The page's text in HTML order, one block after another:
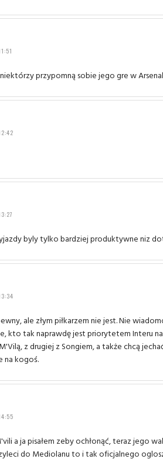
przypomną sobie jego gre w
byly tylko bardziej produktywne niz
ale złym piłkarzem nie jest. Nie
kto tak naprawdę jest priorytetem Interu
z drugiej z Songiem, a także chcą
na kogoś.
a ja pisałem zeby ochłonąć, teraz jego
do Mediolanu to i tak oficjalnego